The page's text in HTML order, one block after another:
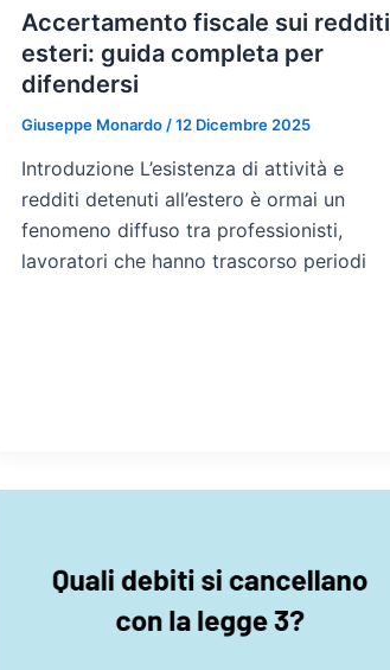
Accertamento fiscale sui redditi
esteri: guida completa per
difendersi
Giuseppe Monardo /12 Dicembre 2025
Introduzione L’esistenza di attività e
redditi detenuti all’estero è ormai un
fenomeno diffuso tra professionisti,
lavoratori che hanno trascorso periodi